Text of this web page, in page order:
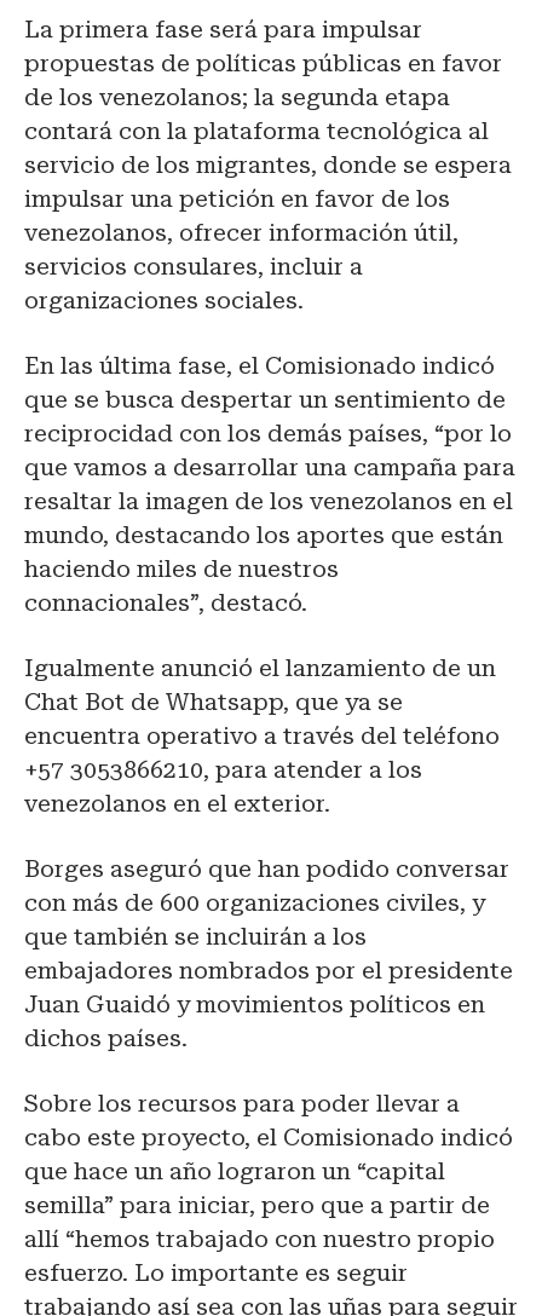
La primera fase será para impulsar
propuestas de políticas públicas en favor
de los venezolanos; la segunda etapa
contará con la plataforma tecnológica al
servicio de los migrantes, donde se espera
impulsar una petición en favor de los
venezolanos, ofrecer información útil,
servicios consulares, incluir a
organizaciones sociales.
En las última fase, el Comisionado indicó
que se busca despertar un sentimiento de
reciprocidad con los demás países, “por lo
que vamos a desarrollar una campaña para
resaltar la imagen de los venezolanos en el
mundo, destacando los aportes que están
haciendo miles de nuestros
connacionales”, destacó.
Igualmente anunció el lanzamiento de un
Chat Bot de Whatsapp, que ya se
encuentra operativo a través del teléfono
+57 3053866210, para atender a los
venezolanos en el exterior.
Borges aseguró que han podido conversar
con más de 600 organizaciones civiles, y
que también se incluirán a los
embajadores nombrados por el presidente
Juan Guaidó y movimientos políticos en
dichos países.
Sobre los recursos para poder llevar a
cabo este proyecto, el Comisionado indicó
que hace un año lograron un “capital
semilla” para iniciar, pero que a partir de
allí “hemos trabajado con nuestro propio
esfuerzo. Lo importante es seguir
trabajando así sea con las uñas para seguir